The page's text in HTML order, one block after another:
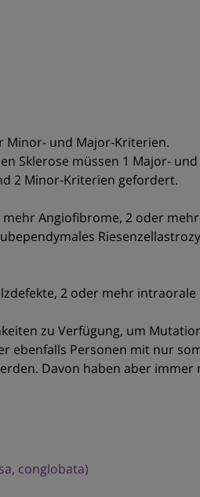
Minor- und Major-Kriterien.
Sklerose müssen 1 Major-
2 Minor-Kriterien gefordert.
Angiofibrome, 2 oder
2 oder mehr
zu Verfügung, um
ebenfalls Personen mit nur
Davon haben aber
conglobata)